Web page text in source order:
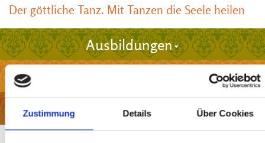
Zustimmung Details Über Cookies
Der göttliche Tanz. Mit Tanzen die Seele heilen
Ausbildungen
Workshops & Retreats